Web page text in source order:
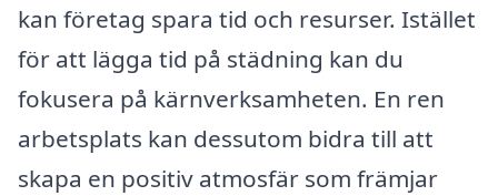
kan företag spara tid och resurser. Istället
för att lägga tid på städning kan du
fokusera på kärnverksamheten. En ren
arbetsplats kan dessutom bidra till att
skapa en positiv atmosfär som främjar